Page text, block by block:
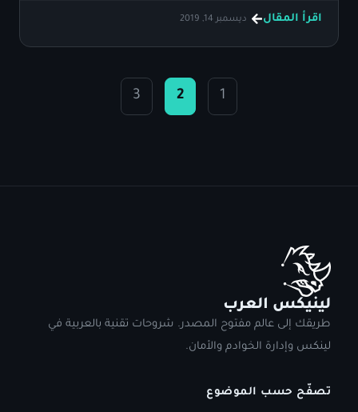
اقرأ المقال ديسمبر 14, 2019
1
2
3
لينيكس العرب
طريقك إلى عالم مفتوح المصدر. شروحات تقنية بالعربية في
لينكس وإدارة الخوادم والأمان.
تصفّح حسب الموضوع